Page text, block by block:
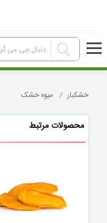
خشکبار میوه خشک
محصولات مرتبط